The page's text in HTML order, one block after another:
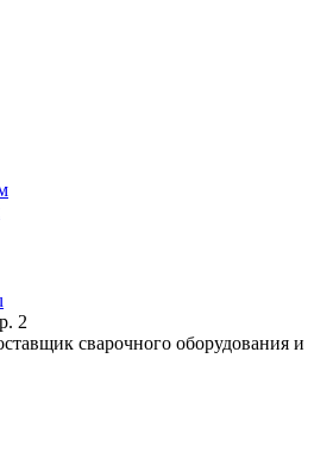
2
сварочного оборудования и